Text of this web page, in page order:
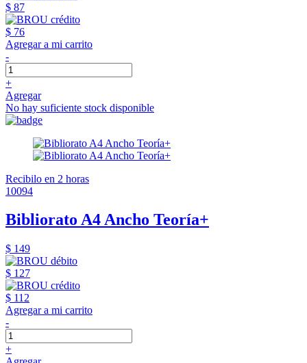
$ 87
$ 76
Agregar a mi carrito
-
+
Agregar
No hay suficiente stock disponible
Recibilo en 2 horas
10094
Bibliorato A4 Ancho Teoría+
$ 149
$ 127
$ 112
Agregar a mi carrito
-
+